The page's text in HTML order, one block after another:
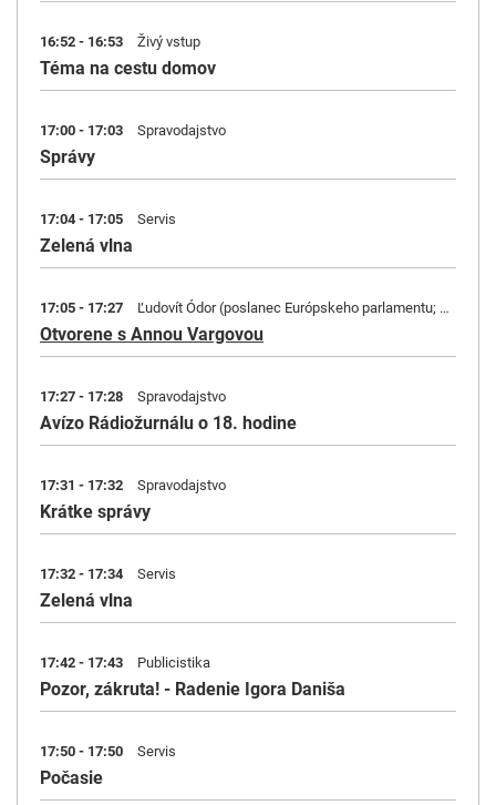
16:52 - 16:53 Živý vstup
Téma na cestu domov
17:00 - 17:03 Spravodajstvo
Správy
17:04 - 17:05 Servis
Zelená vlna
17:05 - 17:27 Ľudovít Ódor (poslanec Európskeho parlamentu; PS)
Otvorene s Annou Vargovou
17:27 - 17:28 Spravodajstvo
Avízo Rádiožurnálu o 18. hodine
17:31 - 17:32 Spravodajstvo
Krátke správy
17:32 - 17:34 Servis
Zelená vlna
17:42 - 17:43 Publicistika
Pozor, zákruta! - Radenie Igora Daniša
17:50 - 17:50 Servis
Počasie